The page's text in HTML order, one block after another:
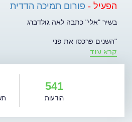
הפעיל - פורום תמיכה הדדית
בשיר "אלי" כתבה לאה גולדברג
"השנים פרכסו את פני
בזכרון אהבות
לאה גולדברג מדברת על היופי
החיים המצטבר. על היופי שבהבשלת
יהיו שיוסיפו "הנה הגעתי לפנסיה וכעת
קרא עוד
541
הודעות